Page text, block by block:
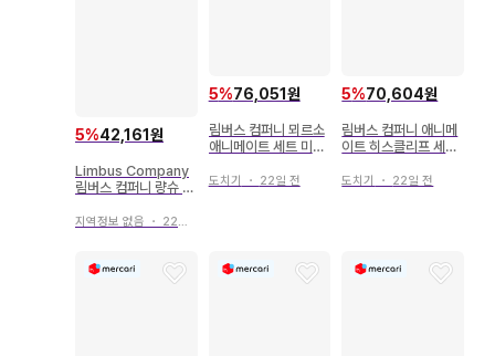
5%42,161원
Limbus Company
림버스 컴퍼니 량슈 아
지역정보 없음 ・ 22일 전
5%76,051원
림버스 컴퍼니 뫼르소
애니메이트 세트 미개
가능
도치기 ・ 22일 전
5%70,604원
림버스 컴퍼니 애니메
이트 히스클리프 세트
상 가능
도치기 ・ 22일 전